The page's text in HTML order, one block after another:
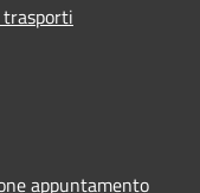
appuntamento